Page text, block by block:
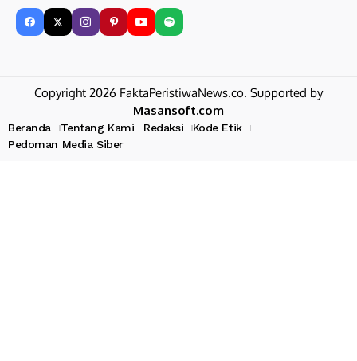
Copyright 2026 FaktaPeristiwaNews.co. Supported by
Masansoft.com
Beranda Tentang Kami Redaksi
Kode Etik
Pedoman Media Siber